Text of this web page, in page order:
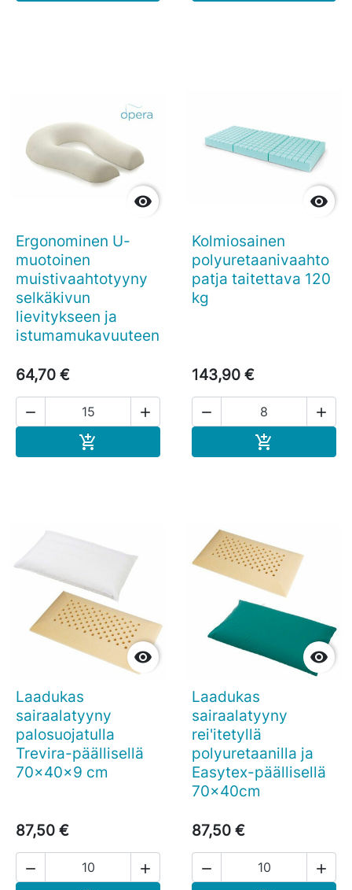

Ergonominen U-
muotoinen
muistivaahtotyyny
selkäkivun
lievitykseen ja
istumamukavuuteen
64,70 €
 


Kolmiosainen
polyuretaanivaahto
patja taitettava 120
kg
143,90 €
 


Laadukas
sairaalatyyny
palosuojatulla
Trevira-päällisellä
70x40x9 cm
87,50 €
 

Laadukas
sairaalatyyny
rei'itetyllä
polyuretaanilla ja
Easytex-päällisellä
70x40cm
87,50 €
 